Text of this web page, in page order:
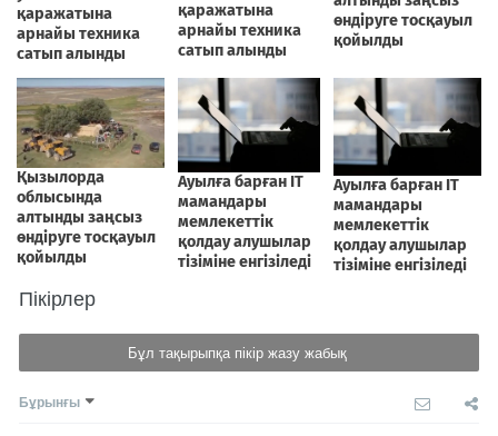
Пікірлер
Бұл тақырыпқа пікір жазу жабық
Бұрынғы